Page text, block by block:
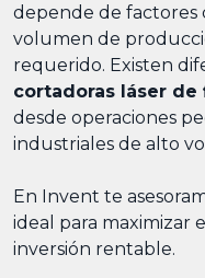
depende de factores
volumen de
requerido. Existen
cortadoras láser de
desde operaciones
industriales de alto
En Invent te
ideal para maximizar
inversión rentable.